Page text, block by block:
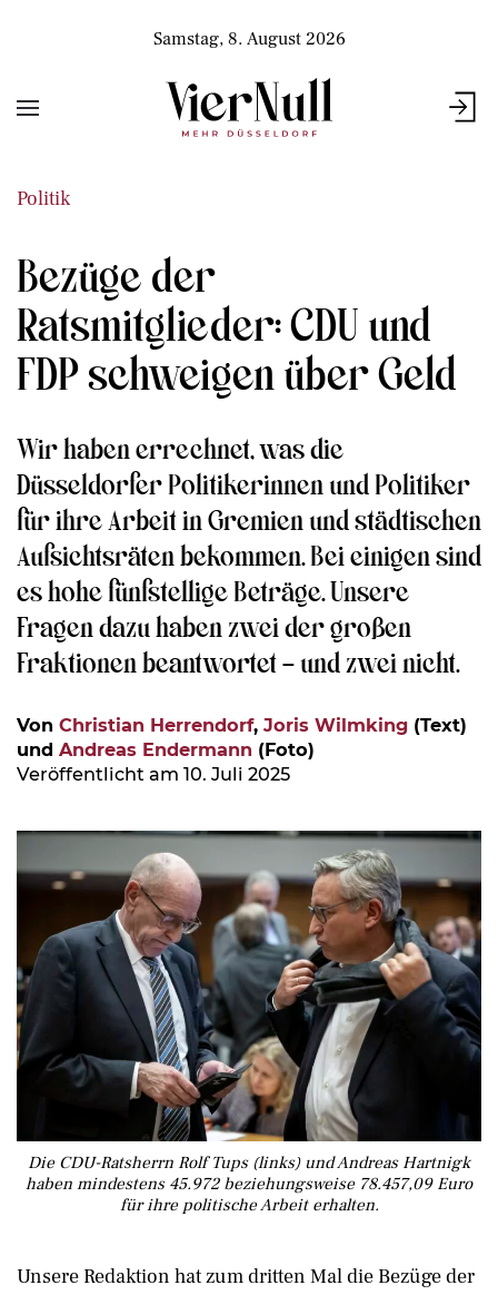
Samstag, 8. August 2026
Politik
Bezüge der
Ratsmitglieder: CDU und
FDP schweigen über Geld
Wir haben errechnet, was die
Düsseldorfer Politikerinnen und Politiker
für ihre Arbeit in Gremien und städtischen
Aufsichtsräten bekommen. Bei einigen sind
es hohe fünfstellige Beträge. Unsere
Fragen dazu haben zwei der großen
Fraktionen beantwortet – und zwei nicht.
Von Christian Herrendorf, Joris Wilmking (Text)
und Andreas Endermann (Foto)
Veröffentlicht am 10. Juli 2025
Die CDU-Ratsherrn Rolf Tups (links) und Andreas Hartnigk
haben mindestens 45.972 beziehungsweise 78.457,09 Euro
für ihre politische Arbeit erhalten.
Unsere Redaktion hat zum dritten Mal die Bezüge der